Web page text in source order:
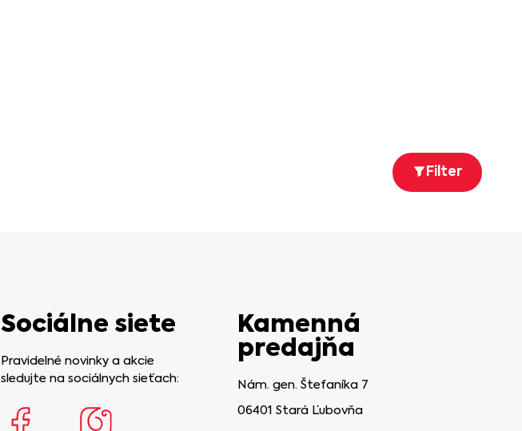
Filter
Sociálne siete
Pravidelné novinky a akcie
sledujte na sociálnych sieťach:
Kamenná
predajňa
Nám. gen. Štefaníka 7
06401 Stará Ľubovňa